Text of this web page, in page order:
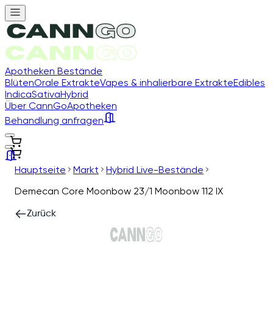
Apotheken Bestände
BlütenOrale ExtrakteVapes & inhalierbare ExtrakteEdibles
IndicaSativaHybrid
Über CannGoApotheken
Behandlung anfragen
Hauptseite Markt
Hybrid Live-Bestände
Demecan Core Moonbow 23/1 Moonbow 112 IX
Zurück